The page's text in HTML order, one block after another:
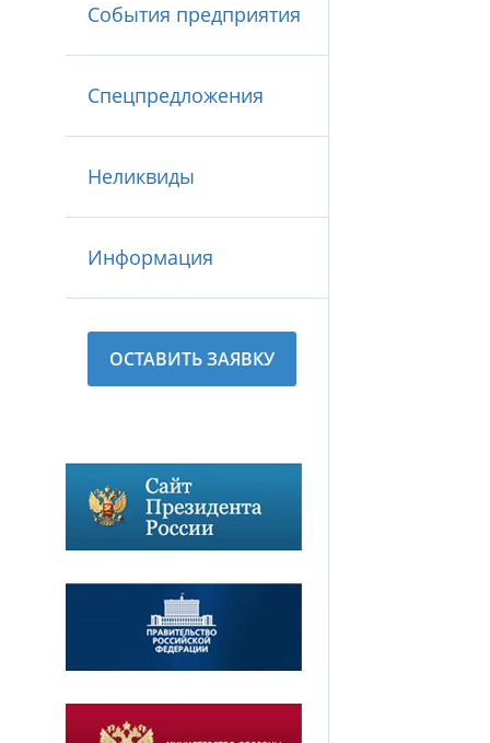
События предприятия
Спецпредложения
Неликвиды
Информация
ОСТАВИТЬ ЗАЯВКУ